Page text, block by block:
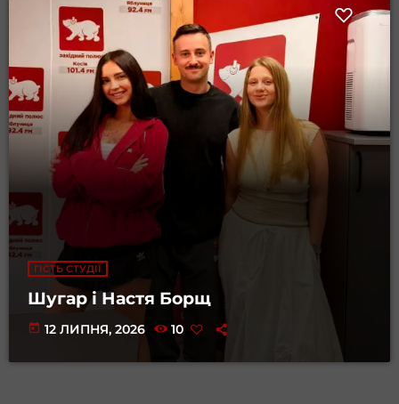
ГІСТЬ СТУДІЇ
Шугар і Настя Борщ
today 12 ЛИПНЯ, 2026 10